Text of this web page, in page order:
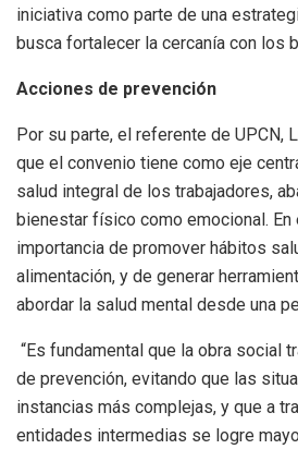
iniciativa como parte de una
busca fortalecer la cercanía con los
Acciones de prevención
Por su parte, el referente de UPCN,
que el convenio tiene como eje
salud integral de los trabajadores,
bienestar físico como emocional.
importancia de promover hábitos
alimentación, y de generar
abordar la salud mental desde una
“Es fundamental que la obra social
de prevención, evitando que las
instancias más complejas, y que a
entidades intermedias se logre